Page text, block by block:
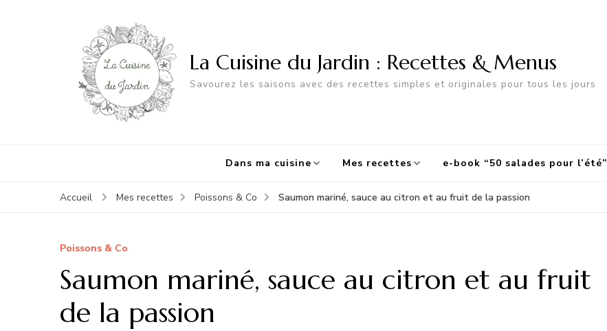
La Cuisine du Jardin : Recettes & Menus
Savourez les saisons avec des recettes simples et originales pour tous les jours
Dans ma cuisine Mes recettes e-book “50 salades pour l’été”
Accueil Mes recettes Poissons & Co Saumon mariné, sauce au citron et au fruit de la passion
Poissons & Co
Saumon mariné, sauce au citron et au fruit
de la passion